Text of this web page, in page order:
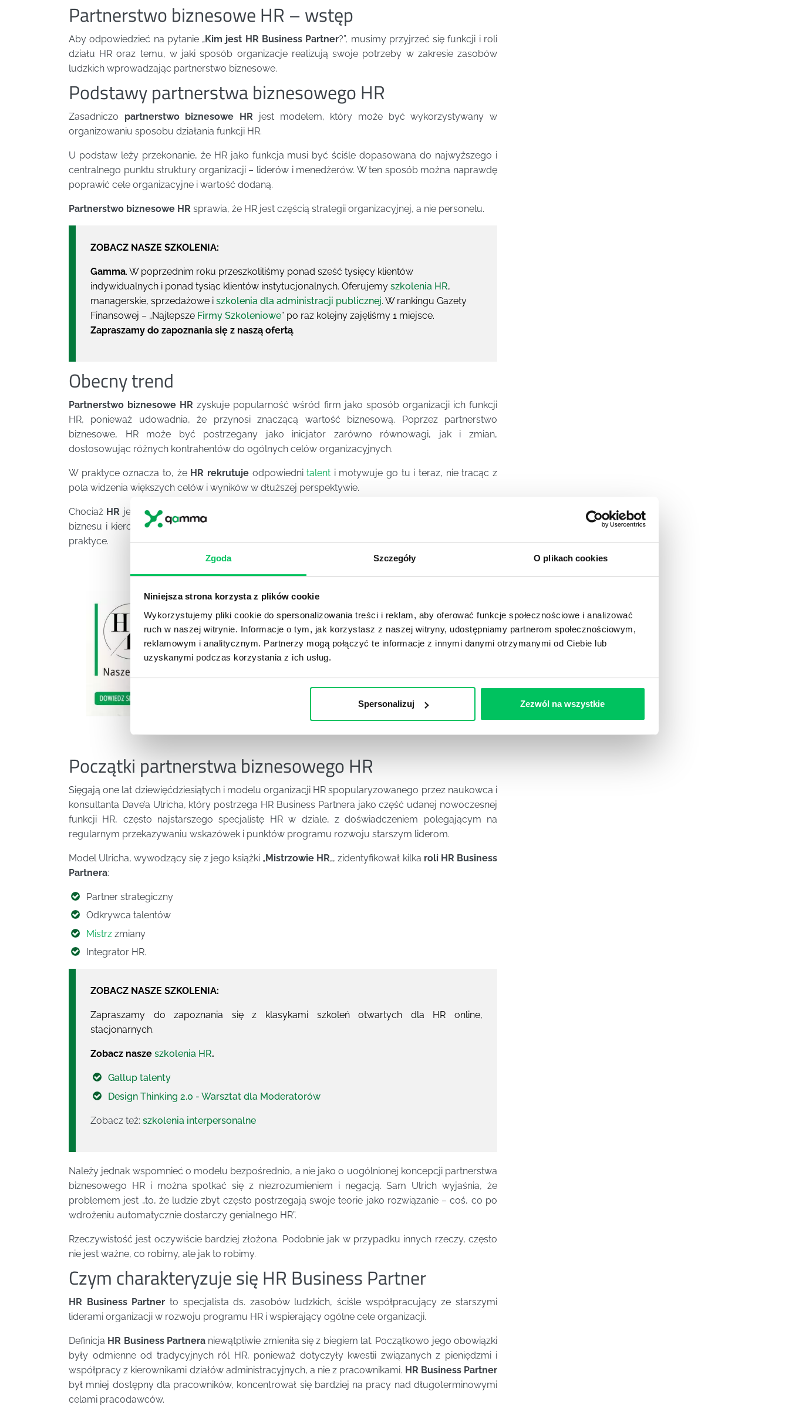
Zgoda Szczegóły O plikach cookies
Niniejsza strona korzysta z plików cookie
Wykorzystujemy pliki cookie do spersonalizowania treści i reklam, aby oferować funkcje społecznościowe i analizować
ruch w naszej witrynie. Informacje o tym, jak korzystasz z naszej witryny, udostępniamy partnerom społecznościowym,
reklamowym i analitycznym. Partnerzy mogą połączyć te informacje z innymi danymi otrzymanymi od Ciebie lub
uzyskanymi podczas korzystania z ich usług.
Spersonalizuj Zezwól na wszystkie
Partnerstwo biznesowe HR – wstęp
Aby odpowiedzieć na pytanie „Kim jest HR Business Partner?”, musimy przyjrzeć się funkcji i roli
działu HR oraz temu, w jaki sposób organizacje realizują swoje potrzeby w zakresie zasobów
ludzkich wprowadzając partnerstwo biznesowe.
Podstawy partnerstwa biznesowego HR
Zasadniczo partnerstwo biznesowe HR jest modelem, który może być wykorzystywany w
organizowaniu sposobu działania funkcji HR.
U podstaw leży przekonanie, że HR jako funkcja musi być ściśle dopasowana do najwyższego i
centralnego punktu struktury organizacji – liderów i menedżerów. W ten sposób można naprawdę
poprawić cele organizacyjne i wartość dodaną.
Partnerstwo biznesowe HR sprawia, że HR jest częścią strategii organizacyjnej, a nie personelu.
ZOBACZ NASZE SZKOLENIA:
Gamma. W poprzednim roku przeszkoliliśmy ponad sześć tysięcy klientów
indywidualnych i ponad tysiąc klientów instytucjonalnych. Oferujemy szkolenia HR,
managerskie, sprzedażowe i szkolenia dla administracji publicznej. W rankingu Gazety
Finansowej – „Najlepsze Firmy Szkoleniowe” po raz kolejny zajęliśmy 1 miejsce.
Zapraszamy do zapoznania się z naszą ofertą.
Obecny trend
Partnerstwo biznesowe HR zyskuje popularność wśród firm jako sposób organizacji ich funkcji
HR, ponieważ udowadnia, że przynosi znaczącą wartość biznesową. Poprzez partnerstwo
biznesowe, HR może być postrzegany jako inicjator zarówno równowagi, jak i zmian,
dostosowując różnych kontrahentów do ogólnych celów organizacyjnych.
W praktyce oznacza to, że HR rekrutujeodpowiednitalent i motywuje go tu i teraz, nie tracąc z
pola widzenia większych celów i wyników w dłuższej perspektywie.
Chociaż HR jest oczywiście odrębną częścią w organizacji, to jest również partnerem dla liderów
biznesu i kierownictwa, realizując cele organizacyjne, a następnie przekładając je na działania w
praktyce.
AKADEMIA HR BUSINESS PARTNER
Kluczowym celem akademii jest
przygotowanie do roli silnego HR Business
Partnera – takiego, którego zdanie się liczy,
swoich rozwiązań.
Początki partnerstwa biznesowego HR
Sięgają one lat dziewięćdziesiątych i modelu organizacji HR spopularyzowanego przez naukowca i
konsultanta Dave’a Ulricha, który postrzega HR Business Partnera jako część udanej nowoczesnej
funkcji HR, często najstarszego specjalistę HR w dziale, z doświadczeniem polegającym na
regularnym przekazywaniu wskazówek i punktów programu rozwoju starszym liderom.
Model Ulricha, wywodzący się z jego książki „Mistrzowie HR„, zidentyfikował kilka roli HR Business
Partnera:
Partner strategiczny
Odkrywca talentów
Mistrz zmiany
Integrator HR.
ZOBACZ NASZE SZKOLENIA:
Zapraszamy do zapoznania się z klasykami szkoleń otwartych dla HR online,
stacjonarnych.
Zobacz nasze szkolenia HR.
Gallup talenty
Design Thinking 2.0 - Warsztat dla Moderatorów
Zobacz też: szkolenia interpersonalne
Należy jednak wspomnieć o modelu bezpośrednio, a nie jako o uogólnionej koncepcji partnerstwa
biznesowego HR i można spotkać się z niezrozumieniem i negacją. Sam Ulrich wyjaśnia, że
problemem jest „to, że ludzie zbyt często postrzegają swoje teorie jako rozwiązanie – coś, co po
wdrożeniu automatycznie dostarczy genialnego HR”.
Rzeczywistość jest oczywiście bardziej złożona. Podobnie jak w przypadku innych rzeczy, często
nie jest ważne, co robimy, ale jak to robimy.
Czym charakteryzuje się HR Business Partner
HR Business Partner to specjalista ds. zasobów ludzkich, ściśle współpracujący ze starszymi
liderami organizacji w rozwoju programu HR i wspierający ogólne cele organizacji.
Definicja HR Business Partnera niewątpliwie zmieniła się z biegiem lat. Początkowo jego obowiązki
były odmienne od tradycyjnych ról HR, ponieważ dotyczyły kwestii związanych z pieniędzmi i
współpracy z kierownikami działów administracyjnych, a nie z pracownikami. HR Business Partner
był mniej dostępny dla pracowników, koncentrował się bardziej na pracy nad długoterminowymi
celami pracodawców.